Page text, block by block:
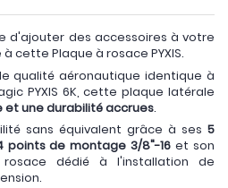
d'ajouter des accessoires à votre
cette Plaque à rosace PYXIS.
qualité aéronautique identique à
PYXIS 6K, cette plaque latérale
et une durabilité accrues.
sans équivalent grâce à ses 5
points de montage 3/8"-16 et son
dédié à l'installation de